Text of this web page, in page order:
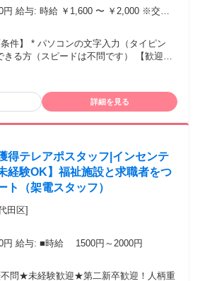
〜 ￥2,000 ※交通
方（スピードは不問です） 【歓迎す
ター・学生]、みなさん歓迎です。 * 人と
聞き上手な方 * ハローワーク等で求職中
ルセンター経験、接客・販売の経験が
詳細を見る
得テレアポスタッフ|インセンテ
経験OK】福祉施設と求職者をつ
ト（架電スタッフ）
田区]
時給1,500円～2,000円 給与: ■時給 1500円～2000円